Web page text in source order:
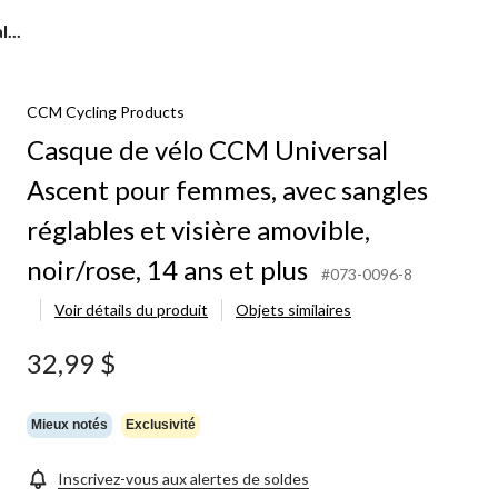
CCM Cycling Products
Casque de vélo CCM Universal
Ascent pour femmes, avec sangles
réglables et visière amovible,
noir/rose, 14 ans et plus
#073-0096-8
Voir détails du produit
Objets similaires
32,99 $
Mieux notés Exclusivité
Inscrivez-vous aux alertes de soldes